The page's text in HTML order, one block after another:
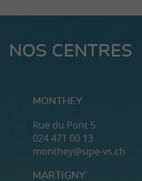
NOS CENTRES
MONTHEY
Rue du Pont 5
024 471 00 13
monthey@sipe-vs.ch
MARTIGNY